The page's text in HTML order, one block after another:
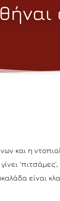
και η
είναι